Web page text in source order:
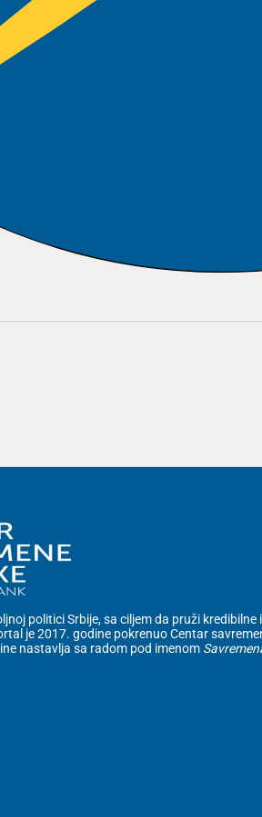
politici Srbije, sa ciljem da pruži kredibilne
je 2017. godine pokrenuo Centar
nastavlja sa radom pod imenom